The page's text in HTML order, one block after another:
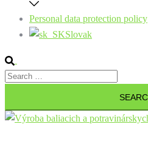
Personal data protection policy
Slovak
Search
Search